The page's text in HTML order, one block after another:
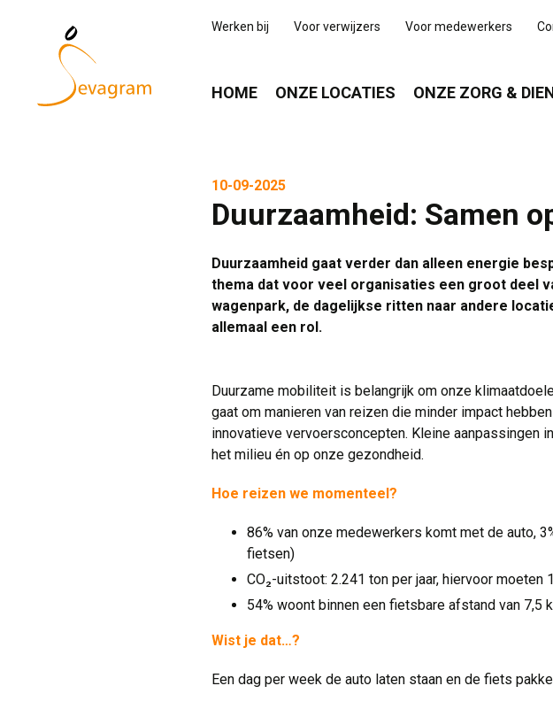
Werken bij Voor verwijzers Voor medewerkers
HOME ONZE LOCATIES ONZE ZORG &
10-09-2025
Duurzaamheid: Samen
Duurzaamheid gaat verder dan alleen energie
thema dat voor veel organisaties een groot deel
wagenpark, de dagelijkse ritten naar andere
allemaal een rol.
Duurzame mobiliteit is belangrijk om onze
gaat om manieren van reizen die minder impact
innovatieve vervoersconcepten. Kleine aanpassingen
het milieu én op onze gezondheid.
Hoe reizen we momenteel?
86% van onze medewerkers komt met de auto,
fietsen)
CO₂-uitstoot: 2.241 ton per jaar, hiervoor moeten
54% woont binnen een fietsbare afstand van 7,5
Wist je dat…?
Een dag per week de auto laten staan en de fiets